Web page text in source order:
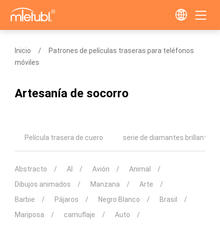
Inicio
Patrones de películas traseras para teléfonos
móviles
Artesanía de socorro
Película trasera de cuero serie de diamantes brillantes
Abstracto AI Avión
Animal
Dibujos animados
Manzana
Arte
Barbie
Pájaros Negro Blanco
Brasil
Mariposa
camuflaje
Auto